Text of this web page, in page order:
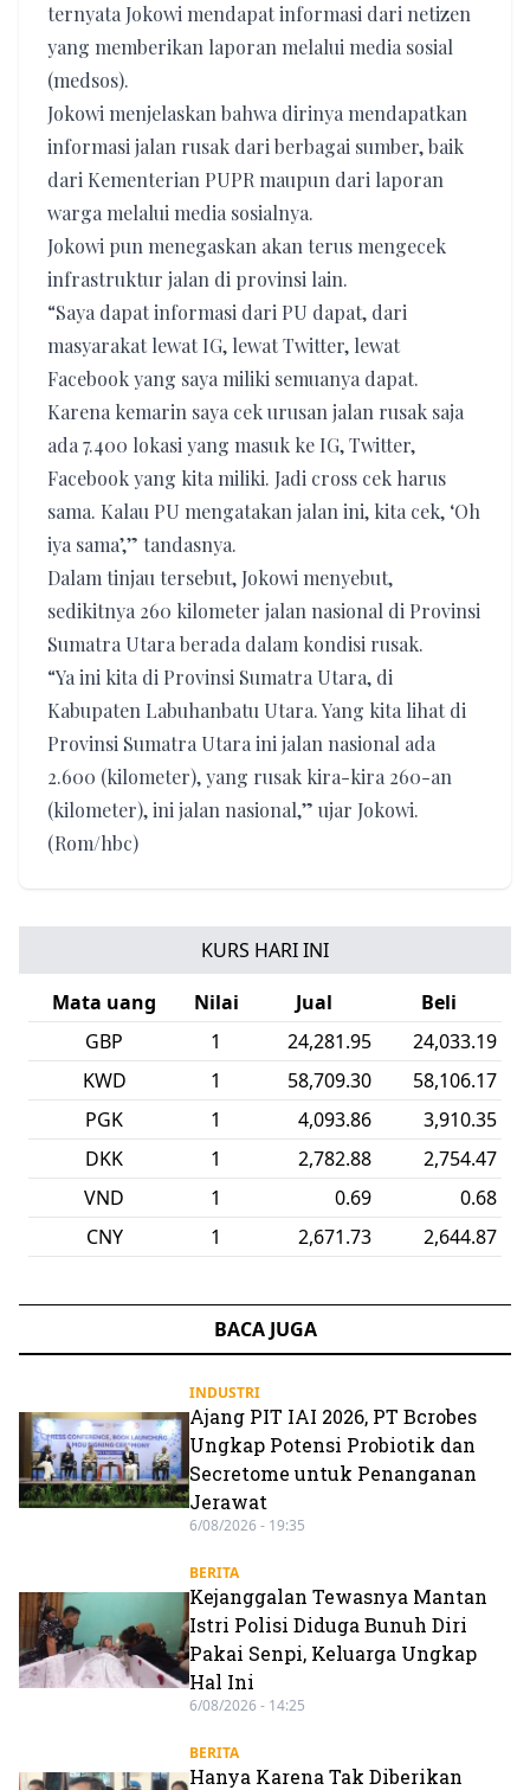
ternyata Jokowi mendapat informasi dari netizen
yang memberikan laporan melalui media sosial
(medsos).
Jokowi menjelaskan bahwa dirinya mendapatkan
informasi jalan rusak dari berbagai sumber, baik
dari Kementerian PUPR maupun dari laporan
warga melalui media sosialnya.
Jokowi pun menegaskan akan terus mengecek
infrastruktur jalan di provinsi lain.
“Saya dapat informasi dari PU dapat, dari
masyarakat lewat IG, lewat Twitter, lewat
Facebook yang saya miliki semuanya dapat.
Karena kemarin saya cek urusan jalan rusak saja
ada 7.400 lokasi yang masuk ke IG, Twitter,
Facebook yang kita miliki. Jadi cross cek harus
sama. Kalau PU mengatakan jalan ini, kita cek, ‘Oh
iya sama’,” tandasnya.
Dalam tinjau tersebut, Jokowi menyebut,
sedikitnya 260 kilometer jalan nasional di Provinsi
Sumatra Utara berada dalam kondisi rusak.
“Ya ini kita di Provinsi Sumatra Utara, di
Kabupaten Labuhanbatu Utara. Yang kita lihat di
Provinsi Sumatra Utara ini jalan nasional ada
2.600 (kilometer), yang rusak kira-kira 260-an
(kilometer), ini jalan nasional,” ujar Jokowi.
(Rom/hbc)
KURS HARI INI
Mata uang
Nilai Jual
Beli
GBP
1 24,281.95
24,033.19
KWD
1 58,709.30
58,106.17
PGK
1 4,093.86
3,910.35
DKK
1 2,782.88
2,754.47
VND
1 0.69
0.68
CNY
1 2,671.73 2,644.87
BACA JUGA
INDUSTRI
Ajang PIT IAI 2026, PT Bcrobes
Ungkap Potensi Probiotik dan
Secretome untuk Penanganan
Jerawat
6/08/2026 - 19:35
BERITA
Kejanggalan Tewasnya Mantan
Istri Polisi Diduga Bunuh Diri
Pakai Senpi, Keluarga Ungkap
Hal Ini
6/08/2026 - 14:25
BERITA
Hanya Karena Tak Diberikan